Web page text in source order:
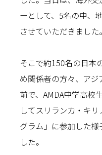
ーとして、5名の中、
させていただきました。
そこで約150名の日本
め関係者の方々、ア
前で、AMDA中学高校
してスリランカ・キ
グラム」に参加した
した。